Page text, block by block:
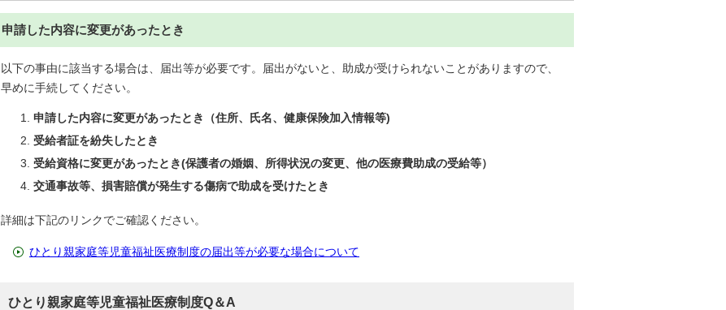
申請した内容に変更があったとき
以下の事由に該当する場合は、届出等が必要です。届出がないと、助成が受けられないことがありますので、
早めに手続してください。
申請した内容に変更があったとき（住所、氏名、健康保険加入情報等)
受給者証を紛失したとき
受給資格に変更があったとき(保護者の婚姻、所得状況の変更、他の医療費助成の受給等）
交通事故等、損害賠償が発生する傷病で助成を受けたとき
詳細は下記のリンクでご確認ください。
ひとり親家庭等児童福祉医療制度の届出等が必要な場合について
ひとり親家庭等児童福祉医療制度Q＆A